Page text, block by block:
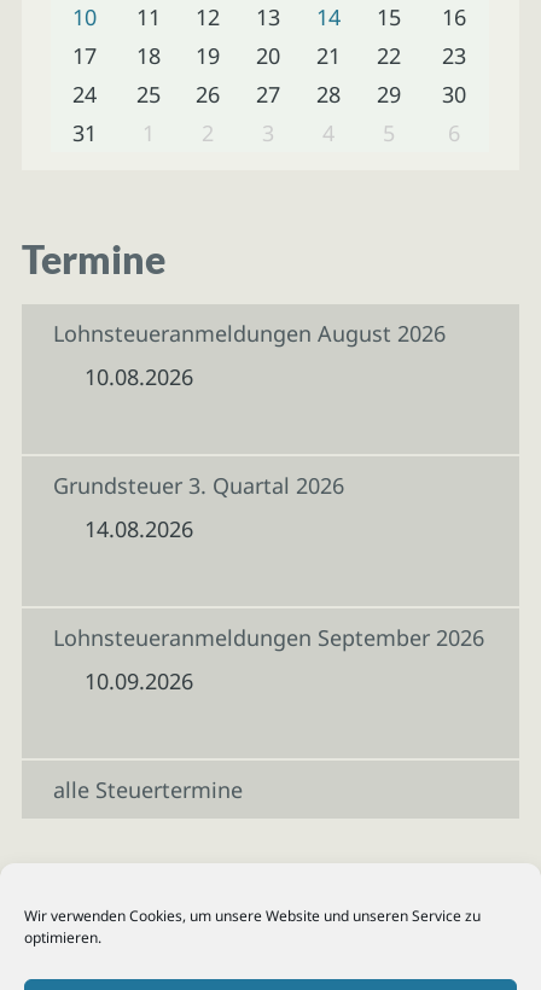
Wir verwenden Cookies, um unsere Website und unseren Service zu
optimieren.
10
11 12 13 14 15
16
17
18 19 20 21 22
23
24
25 26 27 28 29
30
31
1 2 3 4 5 6
Termine
Lohnsteueranmeldungen August 2026
10.08.2026
Grundsteuer 3. Quartal 2026
14.08.2026
Lohnsteueranmeldungen September 2026
10.09.2026
alle Steuertermine